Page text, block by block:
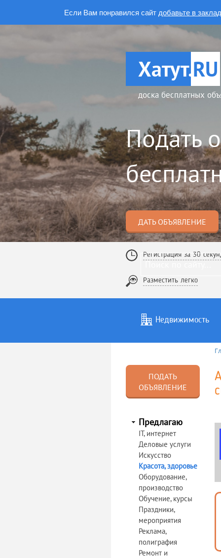
Если Вам понравился сайт добавьте в
Хатут.RU
доска бесплатных
Подать
ДАТЬ ОБЪЯВЛЕНИЕ
Регистрация за 30
Разместить легко
Недвижимость
Услуги
ПОДАТЬ
ОБЪЯВЛЕНИЕ
Предлагаю
IT, интернет
Деловые услуги
Искусство
Красота, здоровье
Оборудование,
производство
Обучение, курсы
Праздники,
мероприятия
Реклама,
полиграфия
Ремонт и